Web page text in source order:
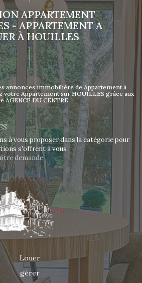
APPARTEMENT
- APPARTEMENT A
À HOUILLES
annonces immobilière de Appartement à
votre Appartement sur HOUILLES grâce aux
DU CENTRE.
à vous proposer dans la catégorie pour
s'offrent à vous :
demande
Louer
gérer